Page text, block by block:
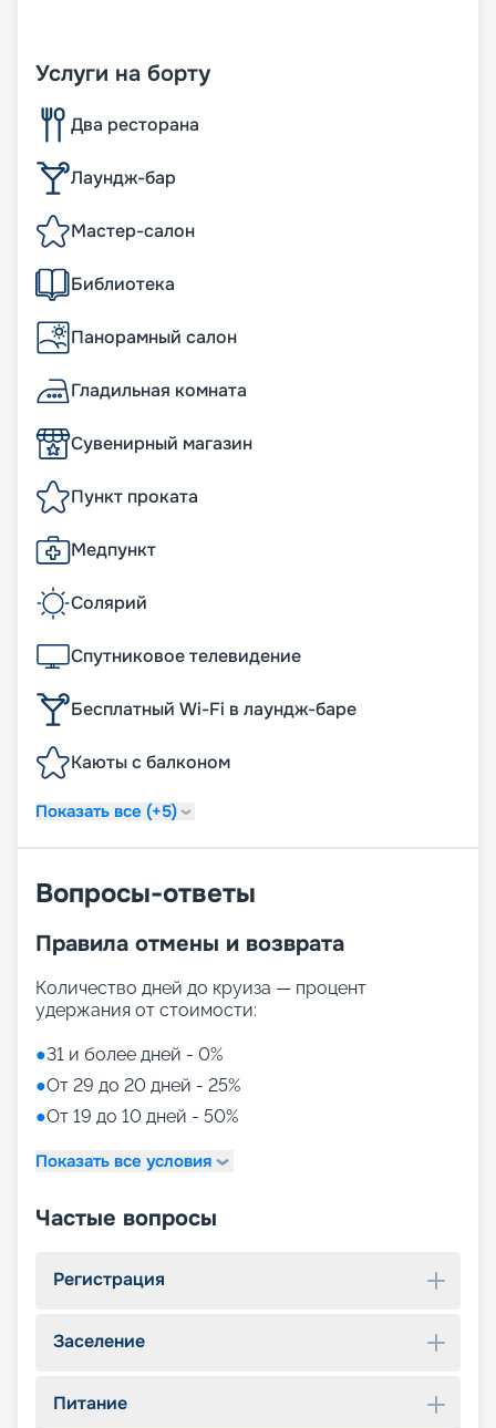
Услуги на борту
Два ресторана
Лаундж-бар
Мастер-салон
Библиотека
Панорамный салон
Гладильная комната
Сувенирный магазин
Пункт проката
Медпункт
Солярий
Спутниковое телевидение
Бесплатный Wi-Fi в лаундж-баре
Каюты с балконом
Показать все (+5)
Вопросы-ответы
Правила отмены и возврата
Количество дней до круиза — процент
удержания от стоимости:
●31 и более дней - 0%
●От 29 до 20 дней - 25%
●От 19 до 10 дней - 50%
Показать все условия
Частые вопросы
Регистрация
Заселение
Питание